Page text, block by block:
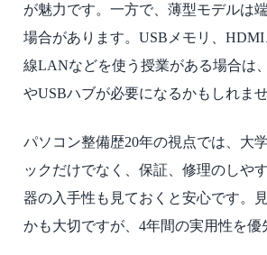
が魅力です。一方で、薄型モデルは
場合があります。USBメモリ、
線LANなどを使う授業がある場合は
やUSBハブが必要になるかもしれませ
パソコン整備歴20年の視点では、大
ックだけでなく、保証、修理のしや
器の入手性も見ておくと安心です。
かも大切ですが、4年間の実用性を優